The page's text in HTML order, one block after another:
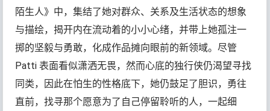
陌生人》中，集结了她对群众、关系及生活状态的想象
与描绘，揭开内在流动着的小小心绪，并带上她孤注一
掷的坚毅与勇敢，化成作品摊向眼前的新领域。尽管
Patti 表面看似潇洒无畏，然而心底的独行侠仍渴望寻找
同类，因此在怕生的性格底下，她仍鼓足了胆识，勇往
直前，找寻那个愿意为了自己停留聆听的人，一起细